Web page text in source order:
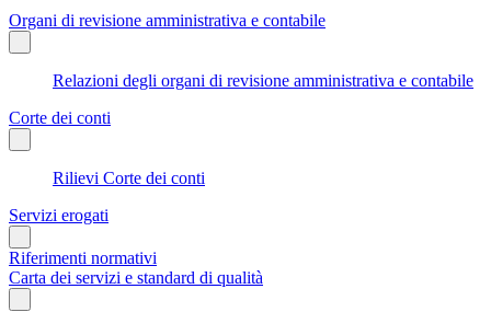
Organi di revisione amministrativa e contabile
Relazioni degli organi di revisione amministrativa e contabile
Corte dei conti
Rilievi Corte dei conti
Servizi erogati
Riferimenti normativi
Carta dei servizi e standard di qualità